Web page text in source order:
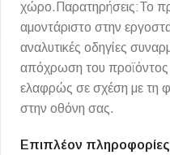
χώρο.Παρατηρήσεις:Το
αμοντάριστο στην
αναλυτικές οδηγίες
απόχρωση του προϊόντος
ελαφρώς σε σχέση με τη
στην οθόνη σας.
Επιπλέον πληροφορίες